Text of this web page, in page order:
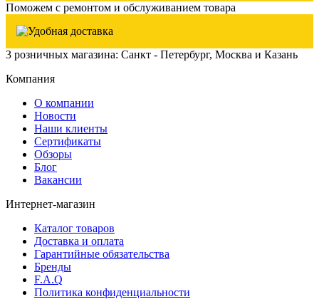
Поможем с ремонтом и обслуживанием товара
3 розничных магазина: Санкт - Петербург, Москва и Казань
Компания
О компании
Новости
Наши клиенты
Сертификаты
Обзоры
Блог
Вакансии
Интернет-магазин
Каталог товаров
Доставка и оплата
Гарантийные обязательства
Бренды
F.A.Q
Политика конфиденциальности